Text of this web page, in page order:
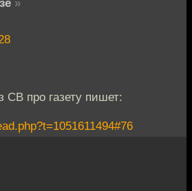
СВ про газету пишет: